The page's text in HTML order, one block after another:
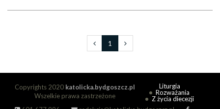
1
Copyrights 2020 katolicka.bydgoszcz.pl
Wszelkie prawa zastrzeżone
Liturgia
Rozważania
Z życia diecezji